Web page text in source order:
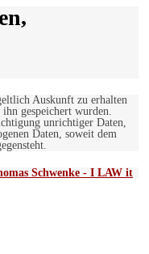
Auskunft zu erhalten
gespeichert wurden.
unrichtiger Daten,
Daten, soweit dem
Schwenke - I LAW it